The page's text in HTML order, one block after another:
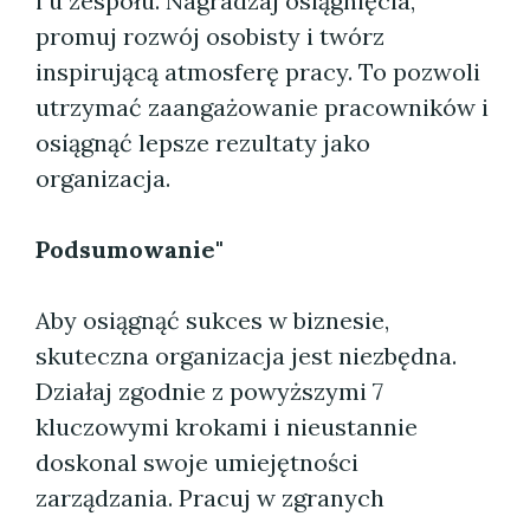
promuj rozwój osobisty i twórz
inspirującą atmosferę pracy. To pozwoli
utrzymać zaangażowanie pracowników i
osiągnąć lepsze rezultaty jako
organizacja.
Podsumowanie"
Aby osiągnąć sukces w biznesie,
skuteczna organizacja jest niezbędna.
Działaj zgodnie z powyższymi 7
kluczowymi krokami i nieustannie
doskonal swoje umiejętności
zarządzania. Pracuj w zgranych